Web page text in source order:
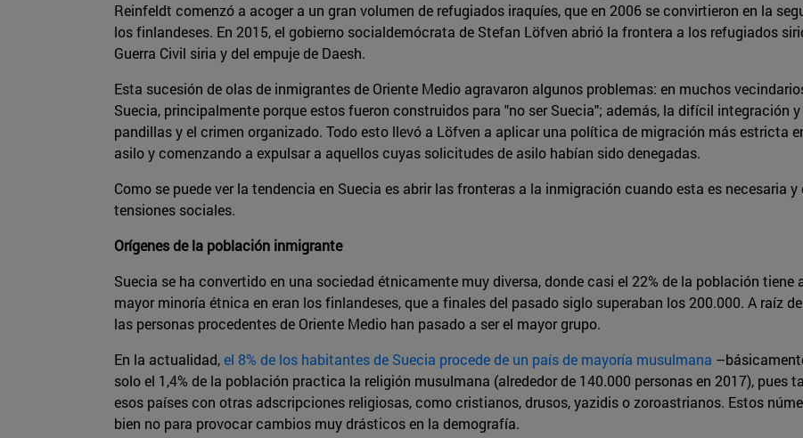
Reinfeldt comenzó a acoger a un gran volumen de refugiados iraquíes, que en 2006 se convirtieron en la
los finlandeses. En 2015, el gobierno socialdemócrata de Stefan Löfven abrió la frontera a los refugiados
Guerra Civil siria y del empuje de Daesh.
Esta sucesión de olas de inmigrantes de Oriente Medio agravaron algunos problemas: en muchos
Suecia, principalmente porque estos fueron construidos para "no ser Suecia"; además, la difícil integración
pandillas y el crimen organizado. Todo esto llevó a Löfven a aplicar una política de migración más estricta
asilo y comenzando a expulsar a aquellos cuyas solicitudes de asilo habían sido denegadas.
Como se puede ver la tendencia en Suecia es abrir las fronteras a la inmigración cuando esta es necesaria
tensiones sociales.
Orígenes de la población inmigrante
Suecia se ha convertido en una sociedad étnicamente muy diversa, donde casi el 22% de la población
mayor minoría étnica en eran los finlandeses, que a finales del pasado siglo superaban los 200.000. A raíz
las personas procedentes de Oriente Medio han pasado a ser el mayor grupo.
En la actualidad,el 8% de los habitantes de Suecia procede de un país de mayoría musulmana
solo el 1,4% de la población practica la religión musulmana (alrededor de 140.000 personas en 2017), pues
esos países con otras adscripciones religiosas, como cristianos, drusos, yazidis o zoroastrianos. Estos
bien no para provocar cambios muy drásticos en la demografía.